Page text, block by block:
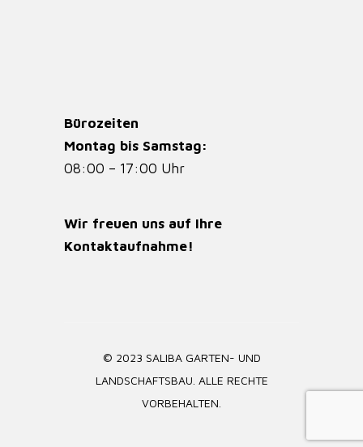
Bürozeiten
Montag bis Samstag:
08:00 – 17:00 Uhr
Wir freuen uns auf Ihre
Kontaktaufnahme!
© 2023 SALIBA GARTEN- UND
LANDSCHAFTSBAU. ALLE RECHTE
VORBEHALTEN.